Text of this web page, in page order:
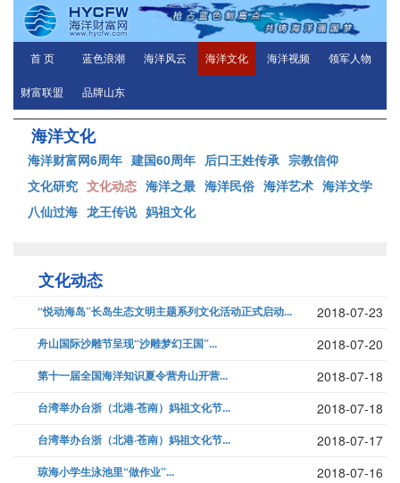
首 页 蓝色浪潮 海洋风云 海洋文化 海洋视频 领军人物
财富联盟 品牌山东
海洋文化
海洋财富网6周年 建国60周年 后口王姓传承 宗教信仰
文化研究 文化动态 海洋之最 海洋民俗 海洋艺术 海洋文学
八仙过海 龙王传说 妈祖文化
文化动态
“悦动海岛”长岛生态文明主题系列文化活动正式启动... 2018-07-23
舟山国际沙雕节呈现“沙雕梦幻王国”... 2018-07-20
第十一届全国海洋知识夏令营舟山开营... 2018-07-18
台湾举办台浙（北港·苍南）妈祖文化节... 2018-07-18
台湾举办台浙（北港·苍南）妈祖文化节... 2018-07-17
琼海小学生泳池里“做作业”... 2018-07-16